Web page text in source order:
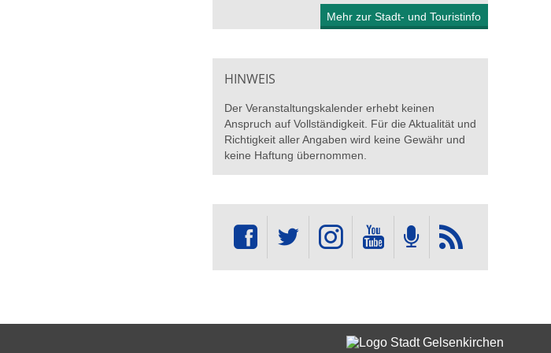
Mehr zur Stadt- und Touristinfo
HINWEIS
Der Veranstaltungskalender erhebt keinen
Anspruch auf Vollständigkeit. Für die Aktualität und
Richtigkeit aller Angaben wird keine Gewähr und
keine Haftung übernommen.